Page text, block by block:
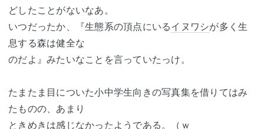
どしたことがないなあ。
いつだったか、『生態系の頂点にいるイヌワシが多く生
息する森は健全な
のだよ』みたいなことを言っていたっけ。
たまたま目についた小中学生向きの写真集を借りてはみ
たものの、あまり
ときめきは感じなかったようである。（ｗ